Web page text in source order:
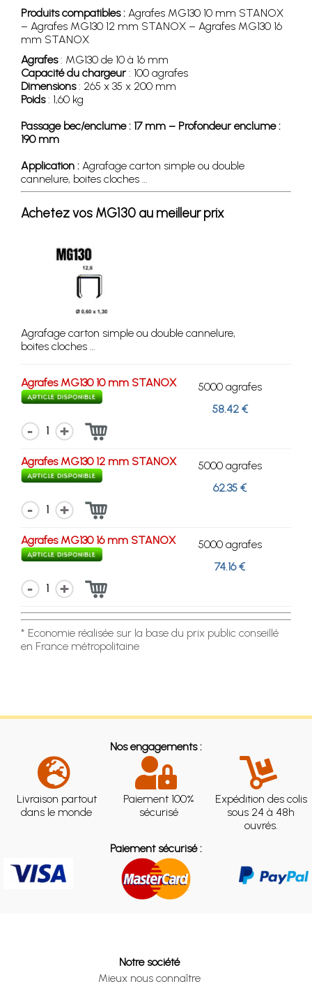
Produits compatibles : Agrafes MG130 10 mm STANOX
– Agrafes MG130 12 mm STANOX – Agrafes MG130 16
mm STANOX
Agrafes: MG130 de 10 à 16 mm
Capacité du chargeur: 100 agrafes
Dimensions: 265 x 35 x 200 mm
Poids: 1,60 kg
Passage bec/enclume : 17 mm – Profondeur enclume :
190 mm
Application : Agrafage carton simple ou double
cannelure, boites cloches …
Achetez vos MG130 au meilleur prix
Agrafage carton simple ou double cannelure,
boites cloches …
Agrafes MG130 10 mm STANOX
5000 agrafes
58.42 €
1
Agrafes MG130 12 mm STANOX
5000 agrafes
62.35 €
1
Agrafes MG130 16 mm STANOX
5000 agrafes
74.16 €
1
* Economie réalisée sur la base du prix public conseillé
en France métropolitaine
Nos engagements :
Livraison partout
dans le monde
Paiement 100%
sécurisé
Expédition des colis
sous 24 à 48h
ouvrés.
Paiement sécurisé :
Notre société
Mieux nous connaître